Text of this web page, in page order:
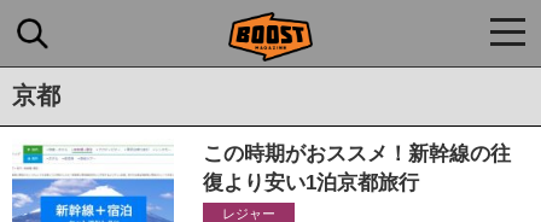
京都
この時期がおススメ！新幹線の往
復より安い1泊京都旅行
レジャー